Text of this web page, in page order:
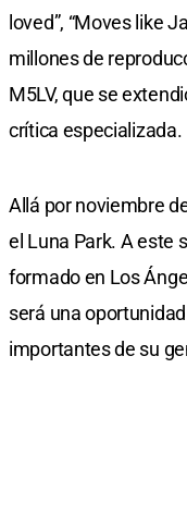
loved”, “Moves like
millones de
M5LV, que se
crítica especializada.
Allá por noviembre
el Luna Park. A este
formado en Los
será una
importantes de su